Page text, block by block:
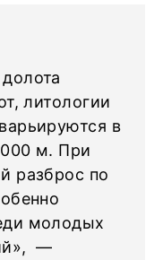
литологии
в
м. При
разброс по
молодых
—